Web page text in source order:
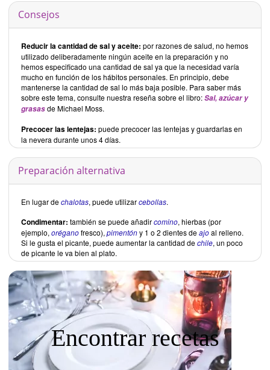
Consejos
Reducir la cantidad de sal y aceite: por razones de salud, no hemos
utilizado deliberadamente ningún aceite en la preparación y no
hemos especificado una cantidad de sal ya que la necesidad varía
mucho en función de los hábitos personales. En principio, debe
mantenerse la cantidad de sal lo más baja posible. Para saber más
sobre este tema, consulte nuestra reseña sobre el libro:Sal, azúcar y
grasasde Michael Moss.
Precocer las lentejas: puede precocer las lentejas y guardarlas en
la nevera durante unos 4 días.
Preparación alternativa
En lugar dechalotas, puede utilizarcebollas.
Condimentar: también se puede añadircomino, hierbas (por
ejemplo, oréganofresco), pimentóny 1 o 2 dientes deajoal relleno.
Si le gusta el picante, puede aumentar la cantidad dechile, un poco
de picante le va bien al plato.
Encontrar recetas